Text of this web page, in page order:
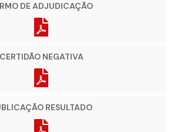
DE ADJUDICAÇÃO
CERTIDÃO NEGATIVA
RESULTADO